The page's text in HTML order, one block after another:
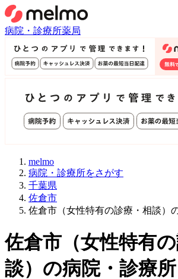
病院・診療所薬局
melmo
病院・診療所をさがす
千葉県
佐倉市
佐倉市（女性特有の診療・相談）
佐倉市 （女性特有
談） の病院・診療所